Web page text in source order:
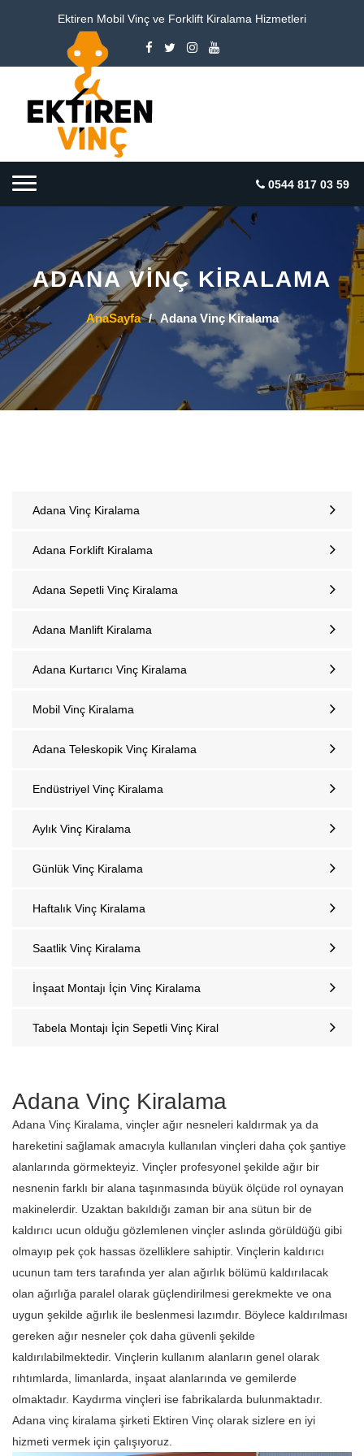
Ektiren Mobil Vinç ve Forklift Kiralama Hizmetleri
0544 817 03 59
ADANA VINÇ KIRALAMA
AnaSayfa / Adana Vinç Kiralama
Adana Vinç Kiralama
Adana Forklift Kiralama
Adana Sepetli Vinç Kiralama
Adana Manlift Kiralama
Adana Kurtarıcı Vinç Kiralama
Mobil Vinç Kiralama
Adana Teleskopik Vinç Kiralama
Endüstriyel Vinç Kiralama
Aylık Vinç Kiralama
Günlük Vinç Kiralama
Haftalık Vinç Kiralama
Saatlik Vinç Kiralama
İnşaat Montajı İçin Vinç Kiralama
Tabela Montajı İçin Sepetli Vinç Kiral
Adana Vinç Kiralama
Adana Vinç Kiralama, vinçler ağır nesneleri kaldırmak ya da
hareketini sağlamak amacıyla kullanılan vinçleri daha çok şantiye
alanlarında görmekteyiz. Vinçler profesyonel şekilde ağır bir
nesnenin farklı bir alana taşınmasında büyük ölçüde rol oynayan
makinelerdir. Uzaktan bakıldığı zaman bir ana sütun bir de
kaldırıcı ucun olduğu gözlemlenen vinçler aslında görüldüğü gibi
olmayıp pek çok hassas özelliklere sahiptir. Vinçlerin kaldırıcı
ucunun tam ters tarafında yer alan ağırlık bölümü kaldırılacak
olan ağırlığa paralel olarak güçlendirilmesi gerekmekte ve ona
uygun şekilde ağırlık ile beslenmesi lazımdır. Böylece kaldırılması
gereken ağır nesneler çok daha güvenli şekilde
kaldırılabilmektedir. Vinçlerin kullanım alanların genel olarak
rıhtımlarda, limanlarda, inşaat alanlarında ve gemilerde
olmaktadır. Kaydırma vinçleri ise fabrikalarda bulunmaktadır.
Adana vinç kiralama şirketi Ektiren Vinç olarak sizlere en iyi
hizmeti vermek için çalışıyoruz.